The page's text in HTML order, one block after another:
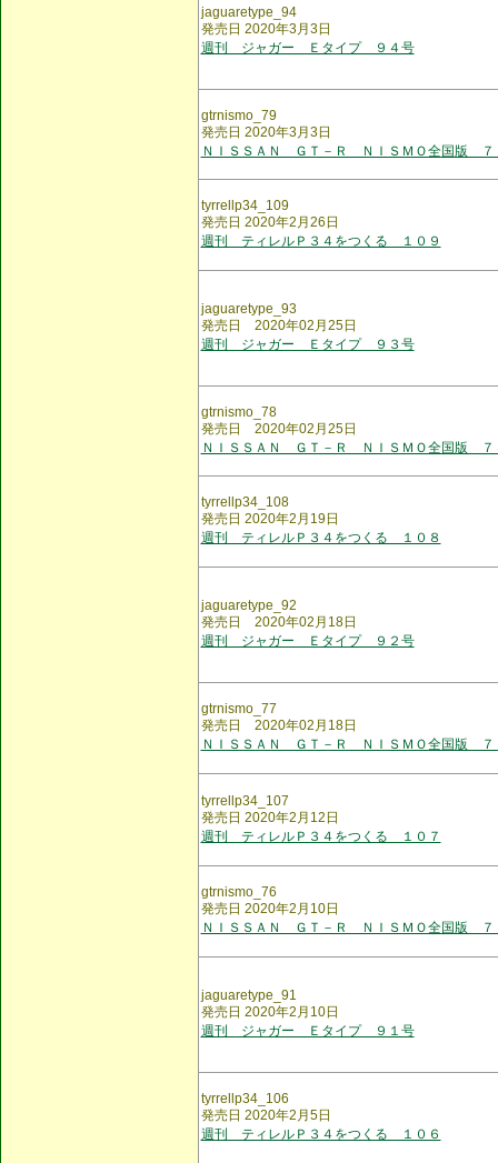
jaguaretype_94
発売日 2020年3月3日
週刊 ジャガー Ｅタイプ ９４号
gtrnismo_79
発売日 2020年3月3日
ＮＩＳＳＡＮ ＧＴ－Ｒ ＮＩＳＭＯ全国版 ７
tyrrellp34_109
発売日 2020年2月26日
週刊 ティレルＰ３４をつくる １０９
jaguaretype_93
発売日 2020年02月25日
週刊 ジャガー Ｅタイプ ９３号
gtrnismo_78
発売日 2020年02月25日
ＮＩＳＳＡＮ ＧＴ－Ｒ ＮＩＳＭＯ全国版 ７
tyrrellp34_108
発売日 2020年2月19日
週刊 ティレルＰ３４をつくる １０８
jaguaretype_92
発売日 2020年02月18日
週刊 ジャガー Ｅタイプ ９２号
gtrnismo_77
発売日 2020年02月18日
ＮＩＳＳＡＮ ＧＴ－Ｒ ＮＩＳＭＯ全国版 ７
tyrrellp34_107
発売日 2020年2月12日
週刊 ティレルＰ３４をつくる １０７
gtrnismo_76
発売日 2020年2月10日
ＮＩＳＳＡＮ ＧＴ－Ｒ ＮＩＳＭＯ全国版 ７
jaguaretype_91
発売日 2020年2月10日
週刊 ジャガー Ｅタイプ ９１号
tyrrellp34_106
発売日 2020年2月5日
週刊 ティレルＰ３４をつくる １０６